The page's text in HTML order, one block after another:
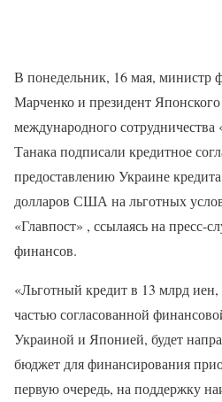
В понедельник, 16 мая, министр
Марченко и президент Японского
международного
Танака подписали кредитное
предоставлению Украине
долларов США на льготных
«Главпост» , ссылаясь на пресс-
финансов.
«Льготный кредит в 13 млрд
частью согласованной
Украиной и Японией, будет
бюджет для финансирования
первую очередь, на поддержку